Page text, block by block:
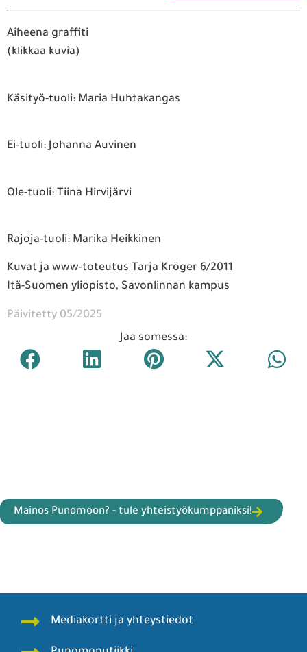
Aiheena graffiti
(klikkaa kuvia)
Käsityö-tuoli: Maria Huhtakangas
Ei-tuoli: Johanna Auvinen
Ole-tuoli: Tiina Hirvijärvi
Rajoja-tuoli: Marika Heikkinen
Kuvat ja www-toteutus Tarja Kröger 6/2011
Itä-Suomen yliopisto, Savonlinnan kampus
Päivitetty 05/2025
Jaa somessa:
Mainos Punomoon? - tule yhteistyökumppaniksi!
Mediakortti ja yhteystiedot